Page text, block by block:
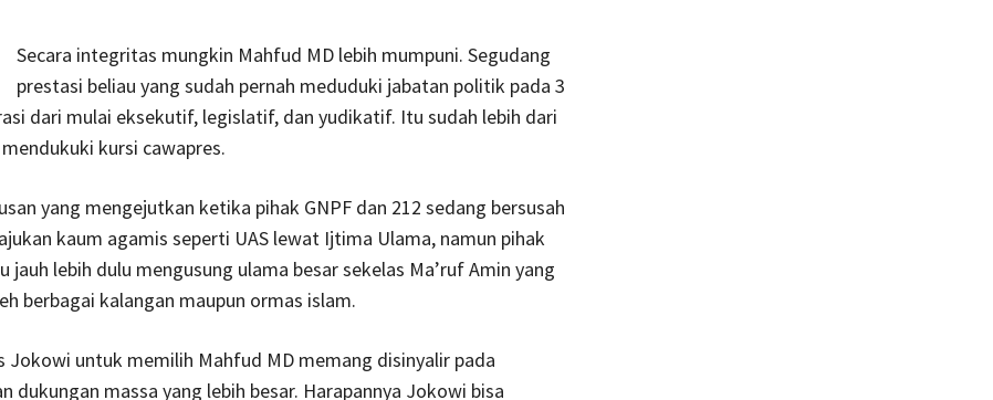
Secara integritas mungkin Mahfud MD lebih mumpuni. Segudang
prestasi beliau yang sudah pernah meduduki jabatan politik pada 3
dari mulai eksekutif, legislatif, dan yudikatif. Itu sudah lebih dari
kursi cawapres.
yang mengejutkan ketika pihak GNPF dan 212 sedang bersusah
kaum agamis seperti UAS lewat Ijtima Ulama, namun pihak
jauh lebih dulu mengusung ulama besar sekelas Ma’ruf Amin yang
berbagai kalangan maupun ormas islam.
Jokowi untuk memilih Mahfud MD memang disinyalir pada
dukungan massa yang lebih besar. Harapannya Jokowi bisa